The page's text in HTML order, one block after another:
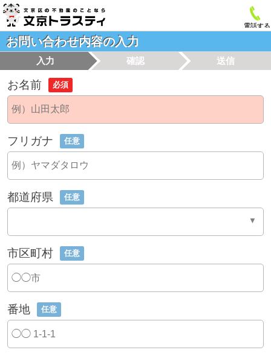
電話する
お問い合わせ内容の入力
入力 確認 送信
お名前 必須
フリガナ 任意
都道府県 任意
市区町村 任意
番地 任意